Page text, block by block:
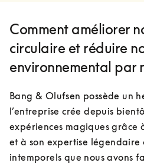
Comment améliorer
circulaire et réduire
environnemental par
Bang & Olufsen possède un
l’entreprise crée depuis
expériences magiques grâce
et à son expertise légendaire
intemporels que nous avons